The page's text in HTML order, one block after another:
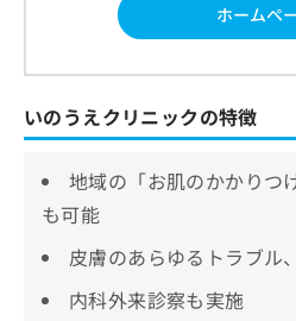
ホームペ
いのうえクリニックの特徴
地域の「お肌のかかりつ
も可能
皮膚のあらゆるトラブル
内科外来診察も実施